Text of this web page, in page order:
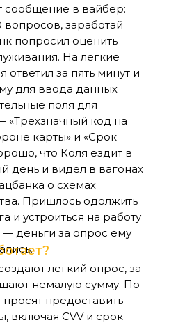
сообщение в вайбер:
вопросов, заработай
попросил оценить
На легкие
ответил за пять минут и
для ввода данных
поля для
«Трехзначный код на
карты» и «Срок
что Коля ездит в
день и видел в вагонах
о схемах
Пришлось одолжить
и устроиться на работу
— деньги за опрос ему
легкий опрос, за
немалую сумму. По
просят предоставить
включая CVV и срок